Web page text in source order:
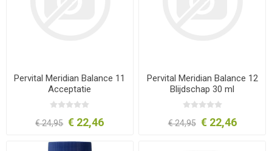
Pervital Meridian Balance 11
Acceptatie
€ 24,95 € 22,46
Pervital Meridian Balance 12
Blijdschap 30 ml
€ 24,95 € 22,46